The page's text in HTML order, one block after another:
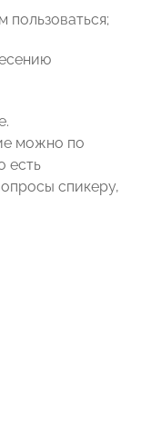
пользоваться;
можно по
есть
спикеру,